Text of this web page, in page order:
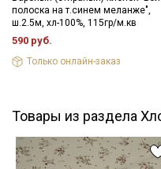
полоска на т.синем меланже",
ш.2.5м, хл-100%, 115гр/м.кв
590 руб.
Только онлайн-заказ
Товары из раздела